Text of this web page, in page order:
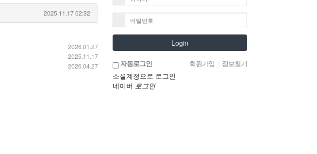
2025.11.17 02:32
2026.01.27
2025.11.17
2026.04.27
Login
자동로그인 회원가입
정보찾기
소셜계정으로 로그인
네이버 로그인